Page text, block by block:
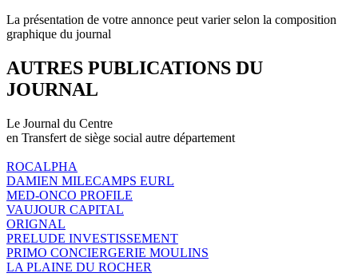
La présentation de votre annonce peut varier selon la composition
graphique du journal
AUTRES PUBLICATIONS DU
JOURNAL
Le Journal du Centre
en Transfert de siège social autre département
ROCALPHA
DAMIEN MILECAMPS EURL
MED-ONCO PROFILE
VAUJOUR CAPITAL
ORIGNAL
PRELUDE INVESTISSEMENT
PRIMO CONCIERGERIE MOULINS
LA PLAINE DU ROCHER